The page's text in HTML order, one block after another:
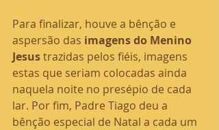
Para finalizar, houve a bênção e
aspersão das imagens do Menino
Jesus trazidas pelos fiéis, imagens
estas que seriam colocadas ainda
naquela noite no presépio de cada
lar. Por fim, Padre Tiago deu a
bênção especial de Natal a cada um